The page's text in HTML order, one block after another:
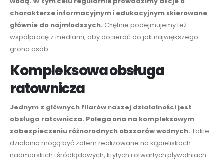
charakterze informacyjnym i edukacyjnym skierowane
głównie do najmłodszych. Chętnie podejmujemy też
współpracę z mediami, aby docierać do jak największego
grona osób.
Kompleksowa obsługa
ratownicza
Jednym z głównych filarów naszej działalności jest
obsługa ratownicza. Polega ona na kompleksowym
zabezpieczeniu różnorodnych obszarów wodnych. Takie
działania mogą być zatem realizowane na kąpieliskach
nadmorskich i śródlądowych, krytych i otwartych pływalniach